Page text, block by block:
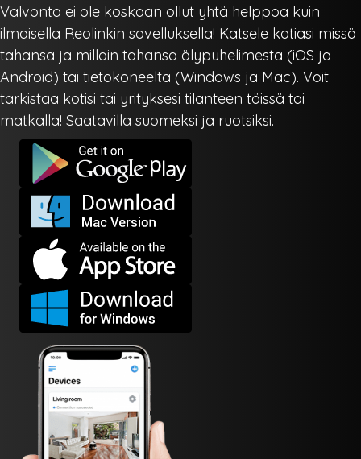
Valvonta ei ole koskaan ollut yhtä helppoa kuin
ilmaisella Reolinkin sovelluksella! Katsele kotiasi missä
tahansa ja milloin tahansa älypuhelimesta (iOS ja
Android) tai tietokoneelta (Windows ja Mac). Voit
tarkistaa kotisi tai yrityksesi tilanteen töissä tai
matkalla! Saatavilla suomeksi ja ruotsiksi.